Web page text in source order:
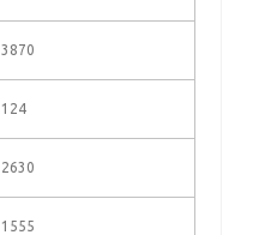
3870
124
2630
1555